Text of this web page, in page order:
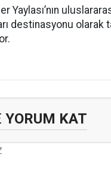
Yaylası’nın
destinasyonu olarak
YORUM KAT